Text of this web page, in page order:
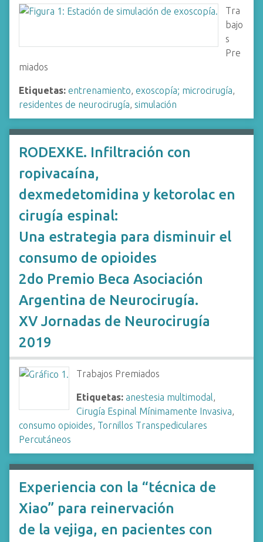
Tra
bajo
s
Pre
miados
Etiquetas: entrenamiento, exoscopía; microcirugía,
residentes de neurocirugía, simulación
RODEXKE. Infiltración con
ropivacaína,
dexmedetomidina y ketorolac en
cirugía espinal:
Una estrategia para disminuir el
consumo de opioides
2do Premio Beca Asociación
Argentina de Neurocirugía.
XV Jornadas de Neurocirugía
2019
Trabajos Premiados
Etiquetas: anestesia multimodal,
Cirugía Espinal Mínimamente Invasiva,
consumo opioides, Tornillos Transpediculares
Percutáneos
Experiencia con la “técnica de
Xiao” para reinervación
de la vejiga, en pacientes con